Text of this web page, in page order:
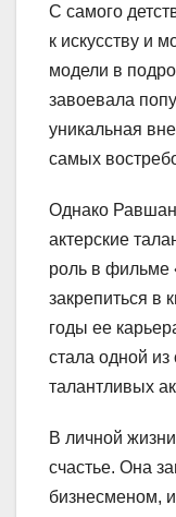
С самого
к искусству и
модели в
завоевала
уникальная
самых
Однако
актерские
роль в фильме
закрепиться в
годы ее
стала одной
талантливых
В личной
счастье. Она
бизнесменом,